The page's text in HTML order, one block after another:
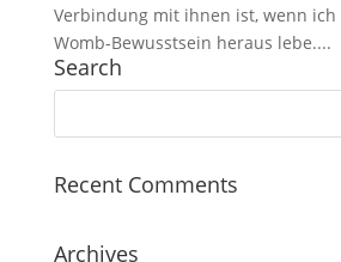
Verbindung mit ihnen ist, wenn ich
Womb-Bewusstsein heraus lebe....
Search
Recent Comments
Archives